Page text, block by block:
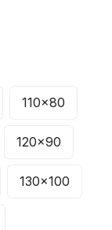
110x80
120x90
130x100